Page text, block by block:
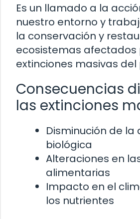
Es un llamado a la
nuestro entorno y
la conservación y
ecosistemas afectados
extinciones masivas
Consecuencias
las extinciones
Disminución de la
biológica
Alteraciones en
alimentarias
Impacto en el
los nutrientes